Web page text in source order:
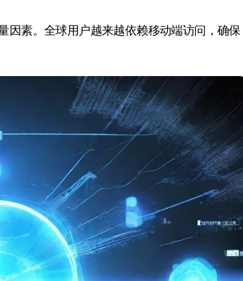
因素。全球用户越来越依赖移动端访问，确保